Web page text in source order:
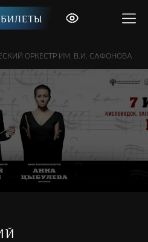
ОРКЕСТР ИМ. В.И. САФОНОВА